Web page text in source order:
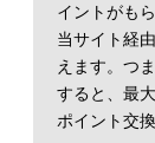
イントがも
当サイト経
えます。つ
すると、最大
ポイント交